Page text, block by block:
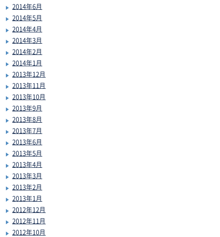
2014年6月
2014年5月
2014年4月
2014年3月
2014年2月
2014年1月
2013年12月
2013年11月
2013年10月
2013年9月
2013年8月
2013年7月
2013年6月
2013年5月
2013年4月
2013年3月
2013年2月
2013年1月
2012年12月
2012年11月
2012年10月